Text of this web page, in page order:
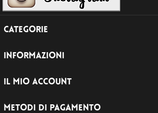
CATEGORIE
INFORMAZIONI
IL MIO ACCOUNT
METODI DI PAGAMENTO